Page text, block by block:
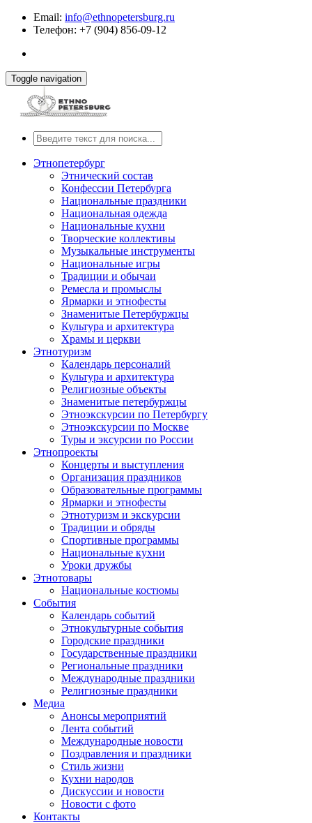
Email: info@ethnopetersburg.ru
Телефон: +7 (904) 856-09-12
Toggle navigation
Этнопетербург
Этнический состав
Конфессии Петербурга
Национальные праздники
Национальная одежда
Национальные кухни
Творческие коллективы
Музыкальные инструменты
Национальные игры
Традиции и обычаи
Ремесла и промыслы
Ярмарки и этнофесты
Знаменитые Петербуржцы
Культура и архитектура
Храмы и церкви
Этнотуризм
Календарь персоналий
Культура и архитектура
Религиозные объекты
Знаменитые петербуржцы
Этноэкскурсии по Петербургу
Этноэкскурсии по Москве
Туры и эксурсии по России
Этнопроекты
Концерты и выступления
Организация праздников
Образовательные программы
Ярмарки и этнофесты
Этнотуризм и экскурсии
Традиции и обряды
Спортивные программы
Национальные кухни
Уроки дружбы
Этнотовары
Национальные костюмы
События
Календарь событий
Этнокультурные события
Городские праздники
Государственные праздники
Региональные праздники
Международные праздники
Религиозные праздники
Медиа
Анонсы мероприятий
Лента событий
Международные новости
Поздравления и праздники
Cтиль жизни
Кухни народов
Дискуссии и новости
Новости с фото
Контакты